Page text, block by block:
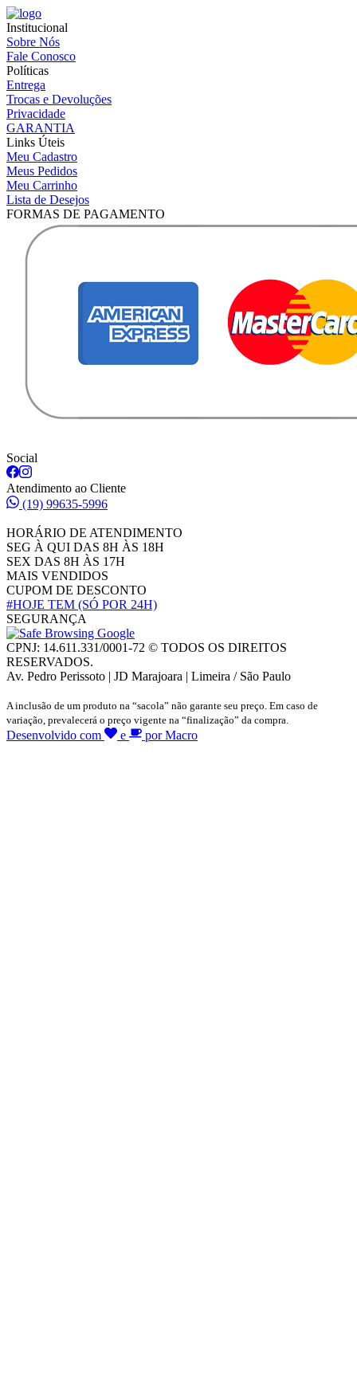
Institucional
Sobre Nós
Fale Conosco
Políticas
Entrega
Trocas e Devoluções
Privacidade
GARANTIA
Links Úteis
Meu Cadastro
Meus Pedidos
Meu Carrinho
Lista de Desejos
FORMAS DE PAGAMENTO
Social
Atendimento ao Cliente
(19) 99635-5996
HORÁRIO DE ATENDIMENTO
SEG À QUI DAS 8H ÀS 18H
SEX DAS 8H ÀS 17H
MAIS VENDIDOS
CUPOM DE DESCONTO
#HOJE TEM (SÓ POR 24H)
SEGURANÇA
CPNJ: 14.611.331/0001-72 © TODOS OS DIREITOS
RESERVADOS.
Av. Pedro Perissoto | JD Marajoara | Limeira / São Paulo
A inclusão de um produto na “sacola” não garante seu preço. Em caso de
variação, prevalecerá o preço vigente na “finalização” da compra.
Desenvolvido com e por Macro